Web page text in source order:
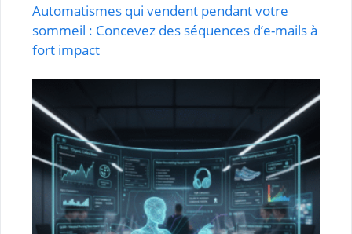
Automatismes qui vendent pendant votre
sommeil : Concevez des séquences d’e-mails à
fort impact